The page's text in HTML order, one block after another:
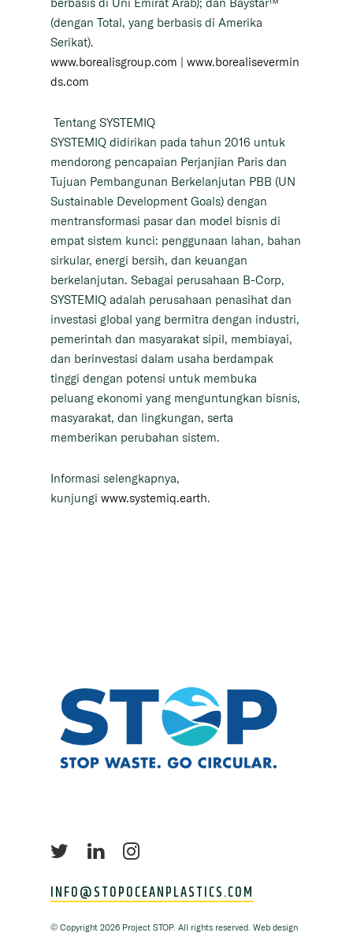
(dengan Total, yang berbasis di Amerika
Serikat).
www.borealisgroup.com | www.borealisevermin
ds.com
Tentang SYSTEMIQ
SYSTEMIQ didirikan pada tahun 2016 untuk
mendorong pencapaian Perjanjian Paris dan
Tujuan Pembangunan Berkelanjutan PBB (UN
Sustainable Development Goals) dengan
mentransformasi pasar dan model bisnis di
empat sistem kunci: penggunaan lahan, bahan
sirkular, energi bersih, dan keuangan
berkelanjutan. Sebagai perusahaan B-Corp,
SYSTEMIQ adalah perusahaan penasihat dan
investasi global yang bermitra dengan industri,
pemerintah dan masyarakat sipil, membiayai,
dan berinvestasi dalam usaha berdampak
tinggi dengan potensi untuk membuka
peluang ekonomi yang menguntungkan bisnis,
masyarakat, dan lingkungan, serta
memberikan perubahan sistem.
Informasi selengkapnya,
kunjungi www.systemiq.earth.
INFO@STOPOCEANPLASTICS.COM
© Copyright 2026 Project STOP. All rights reserved. Web design